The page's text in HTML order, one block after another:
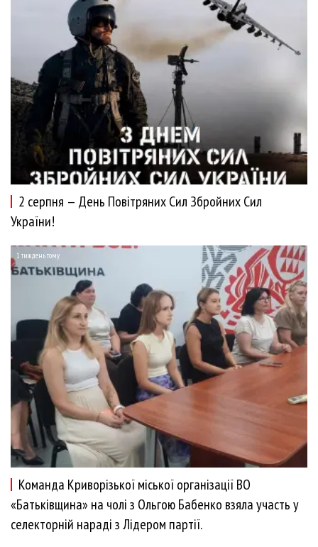
2 серпня — День Повітряних Сил Збройних Сил
України!
1 тиждень тому
Команда Криворізької міської організації ВО
«Батьківщина» на чолі з Ольгою Бабенко взяла участь у
селекторній нараді з Лідером партії.